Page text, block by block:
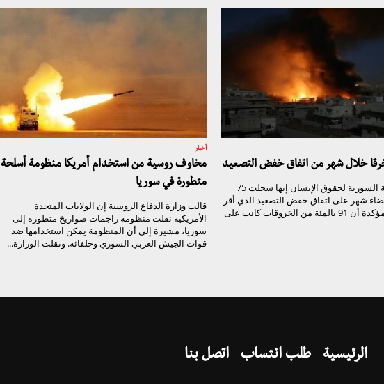
قالت الشبكة السورية لحقوق الإنسان إنها سجلت 75
شهر على اتفاق خفض التصعيد الذي أقر
في أستانة، مؤكدة أن 91 بالمئة من الخروقات كانت على
أخبار
مخاوف روسية من استخدام أمريكا منظومة أسلحة
متطورة في سوريا
قالت وزارة الدفاع الروسية إن الولايات المتحدة
الأمريكية نقلت منظومة راجمات صواريخ متطورة إلى
سوريا، مشيرة إلى أن المنظومة يمكن استخدامها ضد
قوات الجيش العربي السوري وحلفائه. ونقلت الوزارة...
الرئيسية طلب انتساب اتصل بنا